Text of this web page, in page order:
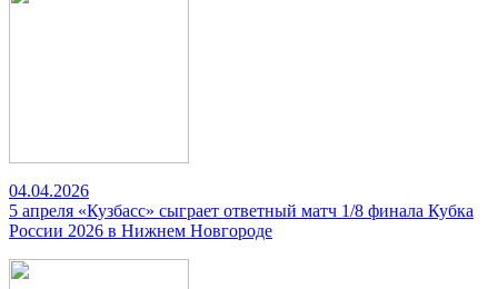
04.04.2026
5 апреля «Кузбасс» сыграет ответный матч 1/8 финала Кубка
России 2026 в Нижнем Новгороде